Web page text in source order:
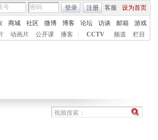
客服 设为首页
登录 注册
商城 社区 微博 博客 论坛 访谈 邮箱
游戏
动画片 公开课 播客 CCTV 频道 栏目